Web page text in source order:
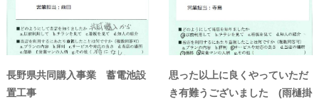
長野県共同購入事業 蓄電池設
置工事
思った以上に良くやっていただ
き有難うございました (雨樋掛